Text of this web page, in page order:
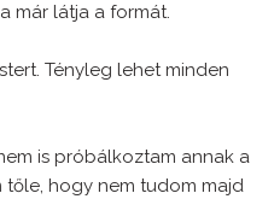
már látja a formát.
Tényleg lehet minden
is próbálkoztam annak a
tőle, hogy nem tudom majd